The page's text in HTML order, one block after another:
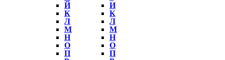
Й
К
Л
М
Н
О
П
И
К
Л
М
Н
О
П